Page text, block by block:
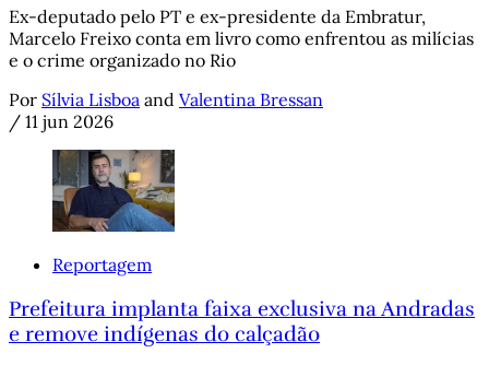
Ex-deputado pelo PT e ex-presidente da Embratur,
Marcelo Freixo conta em livro como enfrentou as milícias
e o crime organizado no Rio
Por Sílvia Lisboa and Valentina Bressan
/ 11 jun 2026
Reportagem
Prefeitura implanta faixa exclusiva na Andradas
e remove indígenas do calçadão